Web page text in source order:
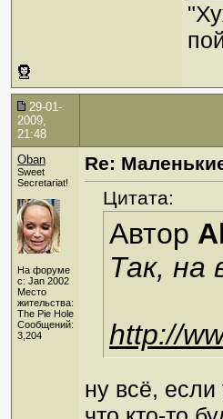
29-01-
2009,
21:48
Oban
Sweet
Secretariat!
На форуме
с: Jan 2002
Место
жительства:
The Pie Hole
Сообщений:
3,204
Re:
Цитата:
Автор
Так, на
http://
ну всё,